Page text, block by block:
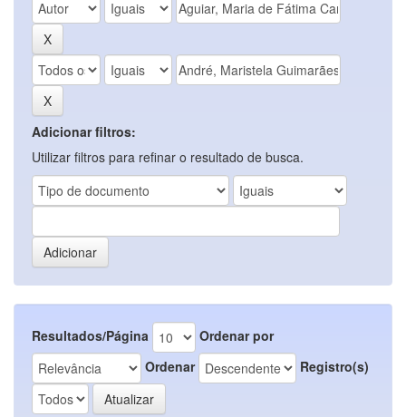
Adicionar filtros:
Utilizar filtros para refinar o resultado de busca.
Resultados/Página
Ordenar por
Ordenar
Registro(s)